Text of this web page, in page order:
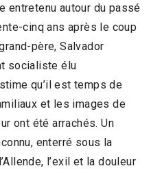
d'Amérique latine
associations
entretenu autour du passé
cinq ans après le coup
père, Salvador
socialiste élu
qu’il est temps de
et les images de
ont été arrachés. Un
enterré sous la
l’exil et la douleur